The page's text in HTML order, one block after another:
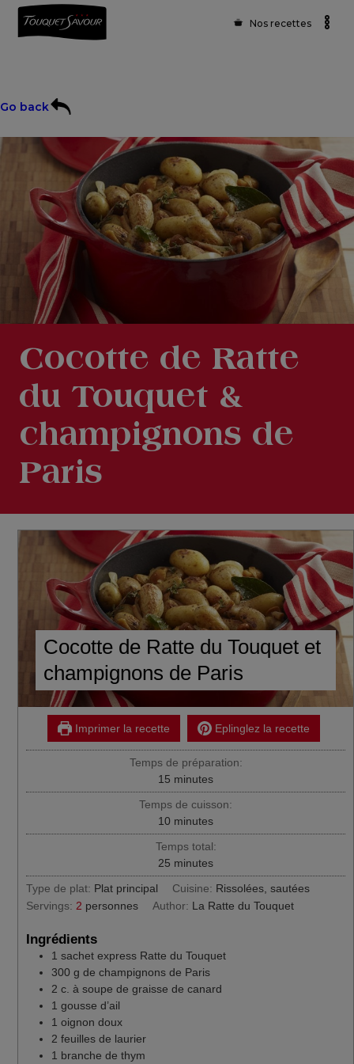
Nos recettes
Go back
Cocotte de Ratte
du Touquet &
champignons de
Paris
Cocotte de Ratte du Touquet et
champignons de Paris
Imprimer la recette Eplinglez la recette
Temps de préparation:
15 minutes
minutes
Temps de cuisson:
10 minutes
minutes
Temps total:
25 minutes
minutes
Type de plat: Plat principal Cuisine: Rissolées, sautées
Servings: 2 personnes Author: La Ratte du Touquet
Ingrédients
1 sachet express Ratte du Touquet
300 g de champignons de Paris
2 c. à soupe de graisse de canard
1 gousse d’ail
1 oignon doux
2 feuilles de laurier
1 branche de thym